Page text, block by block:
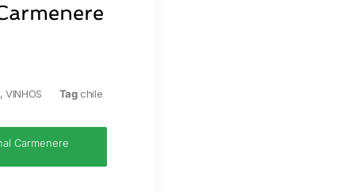
,VINHOS Tag chile
Carmenere